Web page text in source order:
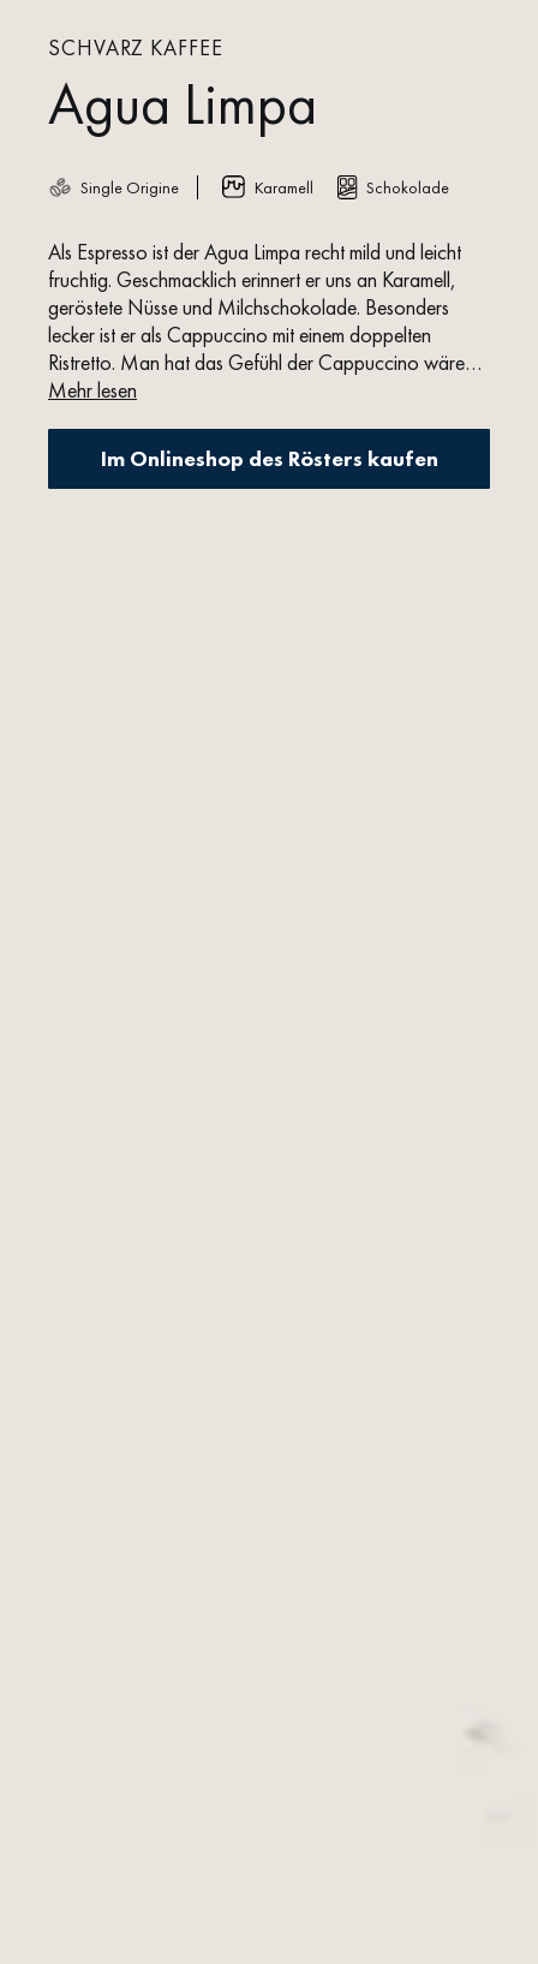
SCHVARZ KAFFEE
Agua Limpa
Single Origine Karamell Schokolade
Als Espresso ist der Agua Limpa recht mild und leicht
fruchtig. Geschmacklich erinnert er uns an Karamell,
geröstete Nüsse und Milchschokolade. Besonders
lecker ist er als Cappuccino mit einem doppelten
Ristretto. Man hat das Gefühl der Cappuccino wäre
mit Karamell oder Ahornsirup gesüßt.
Mehr lesen
Im Onlineshop des Rösters kaufen